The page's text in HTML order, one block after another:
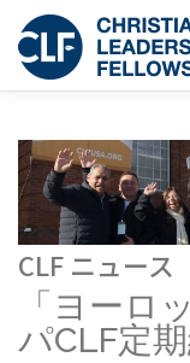
コンテンツへスキップ
団体概要
C-YA JAPAN
オピニオン
CLF ニュース
「ヨーロ
パCLF定